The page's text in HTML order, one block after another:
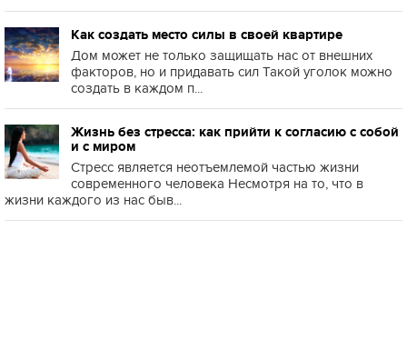
Как создать место силы в своей квартире
Дом может не только защищать нас от внешних
факторов, но и придавать сил Такой уголок можно
создать в каждом п...
Жизнь без стресса: как прийти к согласию с собой
и с миром
Стресс является неотъемлемой частью жизни
современного человека Несмотря на то, что в
жизни каждого из нас быв...